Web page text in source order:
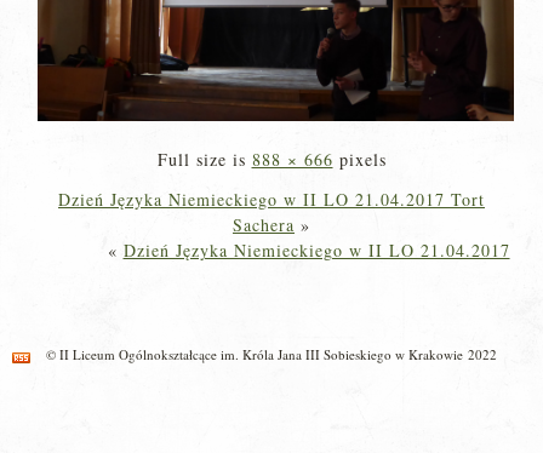
Full size is 888 × 666 pixels
Dzień Języka Niemieckiego w II LO 21.04.2017 Tort
Sachera »
« Dzień Języka Niemieckiego w II LO 21.04.2017
© II Liceum Ogólnokształcące im. Króla Jana III Sobieskiego w Krakowie 2022